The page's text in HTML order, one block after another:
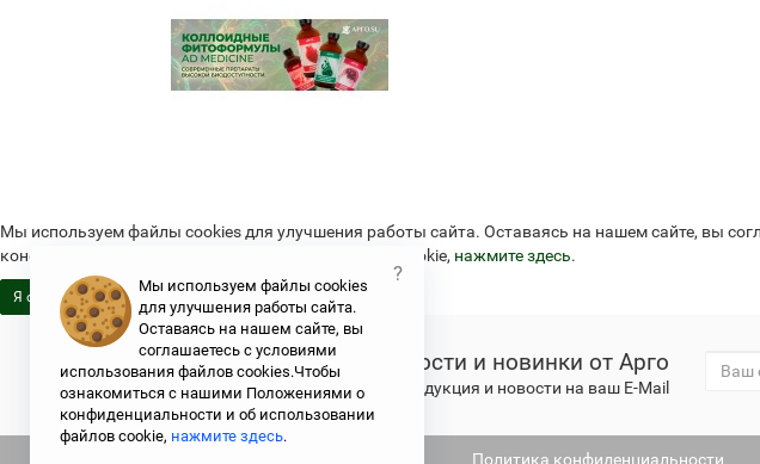
Мы используем файлы cookies для улучшения работы сайта. Оставаясь на нашем сайте, вы
конфиденциальности и об использовании файлов cookie, нажмите здесь.
Я согласен
Новости и новинки от Арго
Свежая продукция и новости на ваш E-Mail
Политика конфиденциальности
Мы используем файлы cookies
для улучшения работы сайта.
Оставаясь на нашем сайте, вы
соглашаетесь с условиями
использования файлов cookies.Чтобы
ознакомиться с нашими Положениями о
конфиденциальности и об использовании
файлов cookie, нажмите здесь.
?